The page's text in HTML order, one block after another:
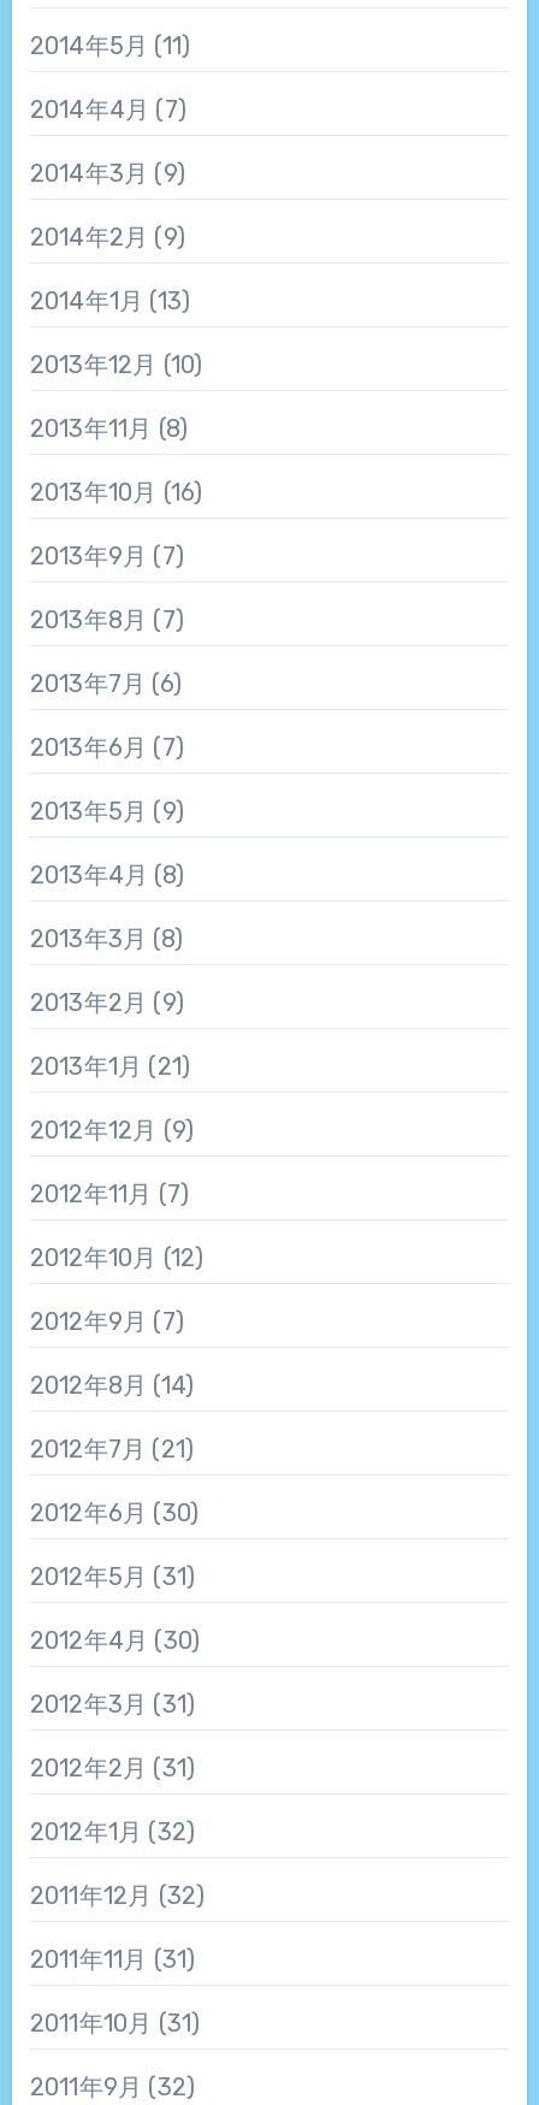
2014年5月 (11)
2014年4月 (7)
2014年3月 (9)
2014年2月 (9)
2014年1月 (13)
2013年12月 (10)
2013年11月 (8)
2013年10月 (16)
2013年9月 (7)
2013年8月 (7)
2013年7月 (6)
2013年6月 (7)
2013年5月 (9)
2013年4月 (8)
2013年3月 (8)
2013年2月 (9)
2013年1月 (21)
2012年12月 (9)
2012年11月 (7)
2012年10月 (12)
2012年9月 (7)
2012年8月 (14)
2012年7月 (21)
2012年6月 (30)
2012年5月 (31)
2012年4月 (30)
2012年3月 (31)
2012年2月 (31)
2012年1月 (32)
2011年12月 (32)
2011年11月 (31)
2011年10月 (31)
2011年9月 (32)